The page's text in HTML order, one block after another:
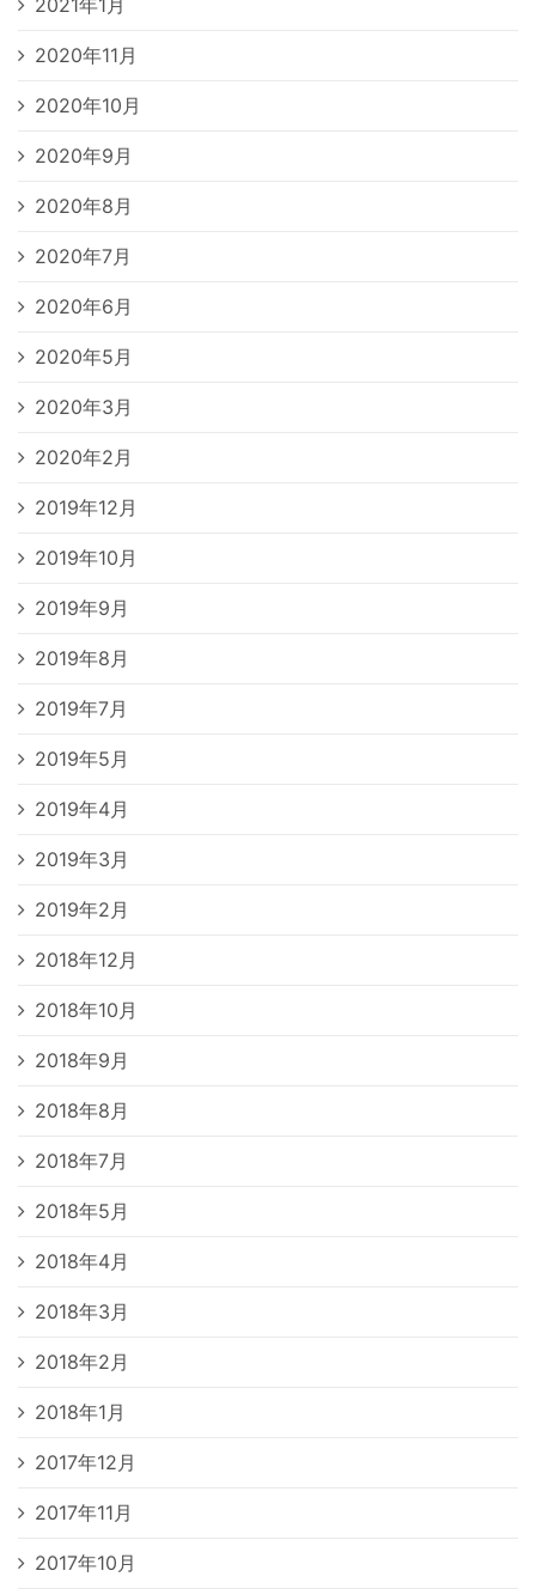
2021年1月
2020年11月
2020年10月
2020年9月
2020年8月
2020年7月
2020年6月
2020年5月
2020年3月
2020年2月
2019年12月
2019年10月
2019年9月
2019年8月
2019年7月
2019年5月
2019年4月
2019年3月
2019年2月
2018年12月
2018年10月
2018年9月
2018年8月
2018年7月
2018年5月
2018年4月
2018年3月
2018年2月
2018年1月
2017年12月
2017年11月
2017年10月